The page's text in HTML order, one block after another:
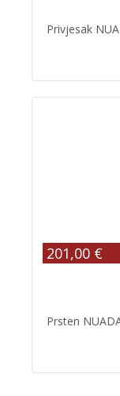
Privjesak
201,00 €
Prsten